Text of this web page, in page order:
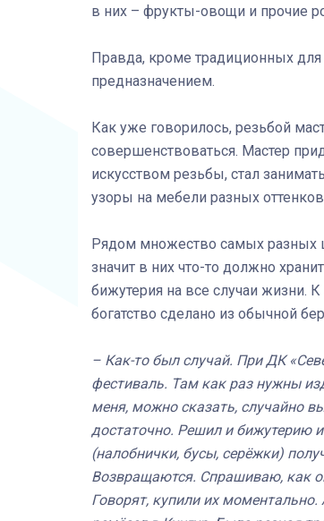
в них – фрукты-овощи и прочие
Правда, кроме традиционных
предназначением.
Как уже говорилось, резьбой
совершенствоваться. Мастер
искусством резьбы, стал
узоры на мебели разных
Рядом множество самых разных
значит в них что-то должно
бижутерия на все случаи жизни.
богатство сделано из обычной
– Как-то был случай. При ДК
фестиваль. Там как раз нужны
меня, можно сказать, случайно
достаточно. Решил и бижутерию
(налобнички, бусы, серёжки)
Возвращаются. Спрашиваю, как
Говорят, купили их